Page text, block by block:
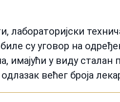
лабораторијски
су уговор на
у виду сталан
већег броја